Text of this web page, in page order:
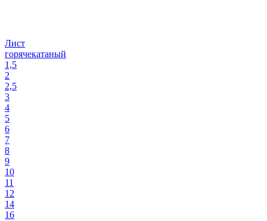
Лист
горячекатаный
1,5
2
2,5
3
4
5
6
7
8
9
10
11
12
14
16